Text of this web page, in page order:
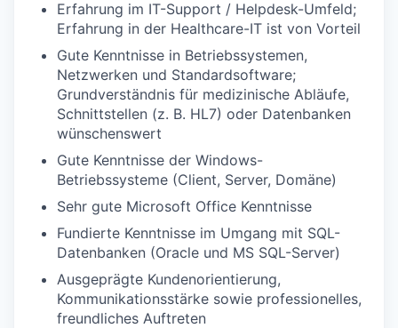
Erfahrung im IT-Support / Helpdesk-Umfeld;
Erfahrung in der Healthcare-IT ist von Vorteil
Gute Kenntnisse in Betriebssystemen,
Netzwerken und Standardsoftware;
Grundverständnis für medizinische Abläufe,
Schnittstellen (z. B. HL7) oder Datenbanken
wünschenswert
Gute Kenntnisse der Windows-
Betriebssysteme (Client, Server, Domäne)
Sehr gute Microsoft Office Kenntnisse
Fundierte Kenntnisse im Umgang mit SQL-
Datenbanken (Oracle und MS SQL-Server)
Ausgeprägte Kundenorientierung,
Kommunikationsstärke sowie professionelles,
freundliches Auftreten